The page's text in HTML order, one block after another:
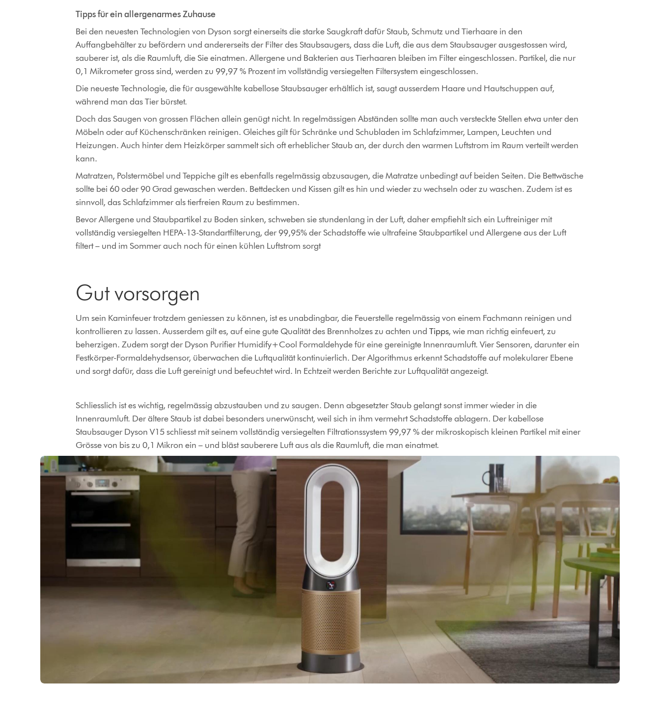
Tipps für ein allergenarmes Zuhause
Bei den neuesten Technologien von Dyson sorgt einerseits die starke Saugkraft dafür Staub, Schmutz und Tierhaare in den
Auffangbehälter zu befördern und andererseits der Filter des Staubsaugers, dass die Luft, die aus dem Staubsauger ausgestossen wird,
sauberer ist, als die Raumluft, die Sie einatmen. Allergene und Bakterien aus Tierhaaren bleiben im Filter eingeschlossen. Partikel, die nur
0,1 Mikrometer gross sind, werden zu 99,97 % Prozent im vollständig versiegelten Filtersystem eingeschlossen.
Die neueste Technologie, die für ausgewählte kabellose Staubsauger erhältlich ist, saugt ausserdem Haare und Hautschuppen auf,
während man das Tier bürstet.
Doch das Saugen von grossen Flächen allein genügt nicht. In regelmässigen Abständen sollte man auch versteckte Stellen etwa unter den
Möbeln oder auf Küchenschränken reinigen. Gleiches gilt für Schränke und Schubladen im Schlafzimmer, Lampen, Leuchten und
Heizungen. Auch hinter dem Heizkörper sammelt sich oft erheblicher Staub an, der durch den warmen Luftstrom im Raum verteilt werden
kann.
Matratzen, Polstermöbel und Teppiche gilt es ebenfalls regelmässig abzusaugen, die Matratze unbedingt auf beiden Seiten. Die Bettwäsche
sollte bei 60 oder 90 Grad gewaschen werden. Bettdecken und Kissen gilt es hin und wieder zu wechseln oder zu waschen. Zudem ist es
sinnvoll, das Schlafzimmer als tierfreien Raum zu bestimmen.
Bevor Allergene und Staubpartikel zu Boden sinken, schweben sie stundenlang in der Luft, daher empfiehlt sich ein Luftreiniger mit
vollständig versiegelten HEPA-13-Standartfilterung, der 99,95% der Schadstoffe wie ultrafeine Staubpartikel und Allergene aus der Luft
filtert – und im Sommer auch noch für einen kühlen Luftstrom sorgt
Gut vorsorgen
Um sein Kaminfeuer trotzdem geniessen zu können, ist es unabdingbar, die Feuerstelle regelmässig von einem Fachmann reinigen und
kontrollieren zu lassen. Ausserdem gilt es, auf eine gute Qualität des Brennholzes zu achten undTipps, wie man richtig einfeuert, zu
beherzigen. Zudem sorgt der Dyson Purifier Humidify+Cool Formaldehyde für eine gereinigte Innenraumluft. Vier Sensoren, darunter ein
Festkörper-Formaldehydsensor, überwachen die Luftqualität kontinuierlich. Der Algorithmus erkennt Schadstoffe auf molekularer Ebene
und sorgt dafür, dass die Luft gereinigt und befeuchtet wird. In Echtzeit werden Berichte zur Luftqualität angezeigt.
Schliesslich ist es wichtig, regelmässig abzustauben und zu saugen. Denn abgesetzter Staub gelangt sonst immer wieder in die
Innenraumluft. Der ältere Staub ist dabei besonders unerwünscht, weil sich in ihm vermehrt Schadstoffe ablagern. Der kabellose
Staubsauger Dyson V15 schliesst mit seinem vollständig versiegelten Filtrationssystem 99,97 % der mikroskopisch kleinen Partikel mit einer
Grösse von bis zu 0,1 Mikron ein – und bläst sauberere Luft aus als die Raumluft, die man einatmet.